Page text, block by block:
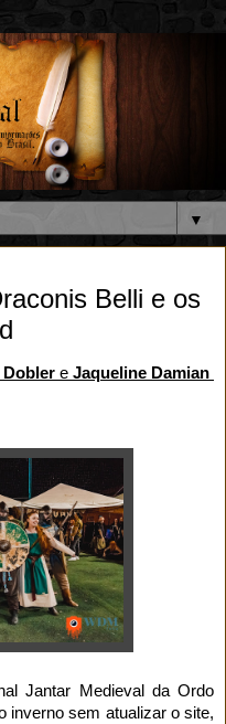
▼
Belli e os
Dobler e Jaqueline Damian
Jantar Medieval da Ordo
inverno sem atualizar o site,